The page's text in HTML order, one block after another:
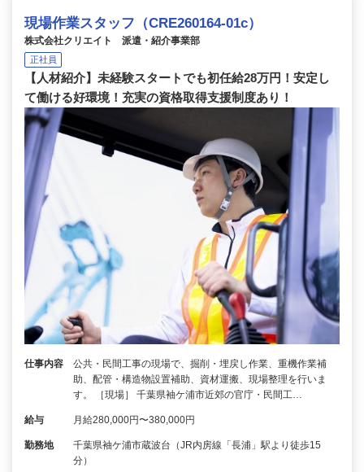
現場作業スタッフ（CRE260164-01c）
株式会社クリエイト 派遣・紹介事業部
正社員
【人材紹介】未経験スタートでも初任給28万円！安定し
て働ける好環境！充実の資格取得支援制度あり！
仕事内容
公共・民間工事の現場で、掘削・埋戻し作業、重機作業補
助、配管・構造物設置補助、資材運搬、現場整理を行いま
す。 ［現場］ 千葉県袖ケ浦市近郊の官庁・民間工…
給与 月給280,000円〜380,000円
勤務地
千葉県袖ケ浦市蔵波台（JR内房線「長浦」駅より徒歩15
分）